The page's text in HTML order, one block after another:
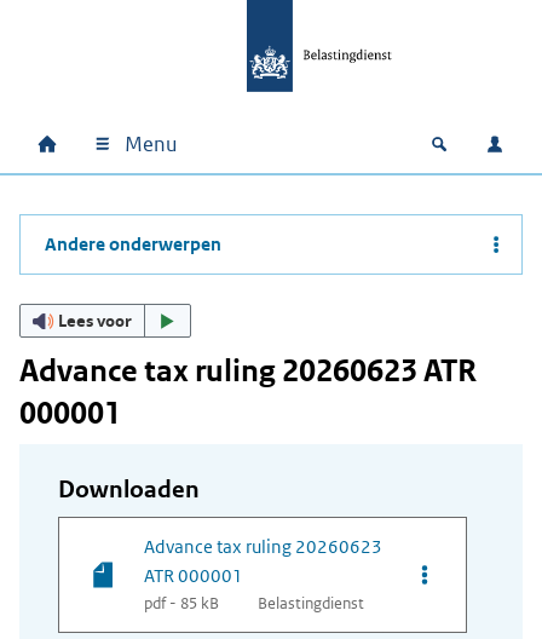
Hoofdnavigatie
Home Menu Open
Andere onderwerpen
Lees voor
Advance tax ruling 20260623 ATR
000001
Downloaden
Advance tax ruling 20260623
ATR 000001
pdf - 85 kB Belastingdienst
Opties van